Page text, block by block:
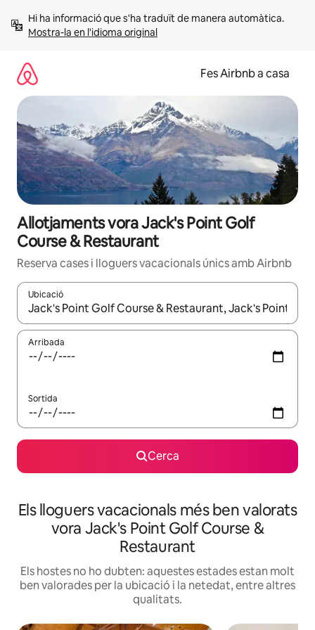
Mostra-la en l'idioma original
Fes Airbnb a casa
Allotjaments vora Jack's Point Golf
Course & Restaurant
Reserva cases i lloguers vacacionals únics amb Airbnb
Ubicació
Quan els resultats estiguin disponibles, podràs navegar-hi a
Arribada
Sortida
Cerca
Els lloguers vacacionals més ben valorats
vora Jack's Point Golf Course &
Restaurant
Els hostes no ho dubten: aquestes estades estan molt
ben valorades per la ubicació i la netedat, entre altres
qualitats.